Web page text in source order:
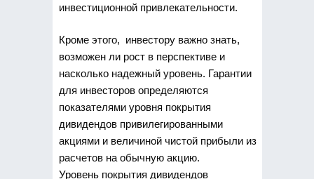
инвестиционной привлекательности.
Кроме этого, инвестору важно знать,
возможен ли рост в перспективе и
насколько надежный уровень. Гарантии
для инвесторов определяются
показателями уровня покрытия
дивидендов привилегированными
акциями и величиной чистой прибыли из
расчетов на обычную акцию.
Уровень покрытия дивидендов